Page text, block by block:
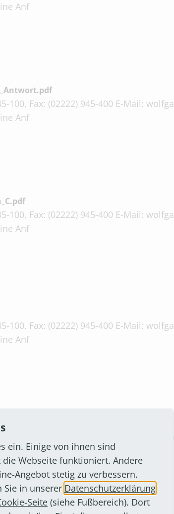
Anf
100, Fax: (02222) 945-400 E-Mail:
Anf
100, Fax: (02222) 945-400 E-Mail:
Anf
100, Fax: (02222) 945-400 E-Mail:
Anf
100, Fax: (02222) 945-400 E-Mail:
Anf
ein. Einige von ihnen sind
Webseite funktioniert. Andere
Angebot stetig zu verbessern.
Sie in unserer Datenschutzerklärung
Seite (siehe Fußbereich). Dort